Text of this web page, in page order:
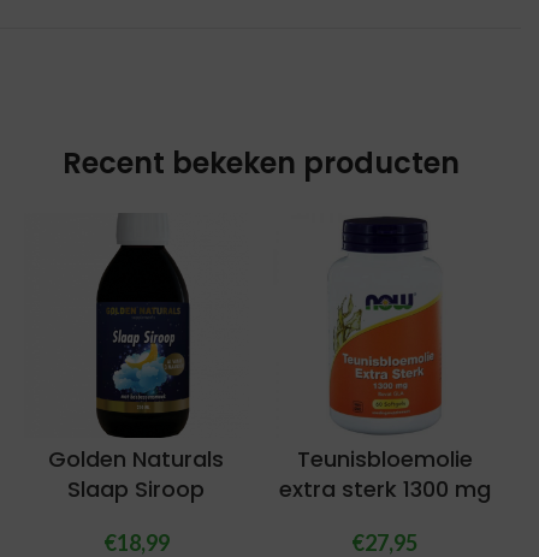
Recent bekeken producten
Golden Naturals
Slaap Siroop
€18,99
Teunisbloemolie
extra sterk 1300 mg
€27,95